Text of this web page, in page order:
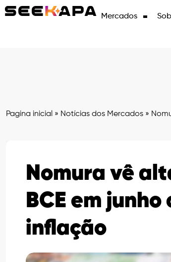
Mercados
Pagina inicial » Notícias dos Mercados »
Nomura vê
BCE em
inflação